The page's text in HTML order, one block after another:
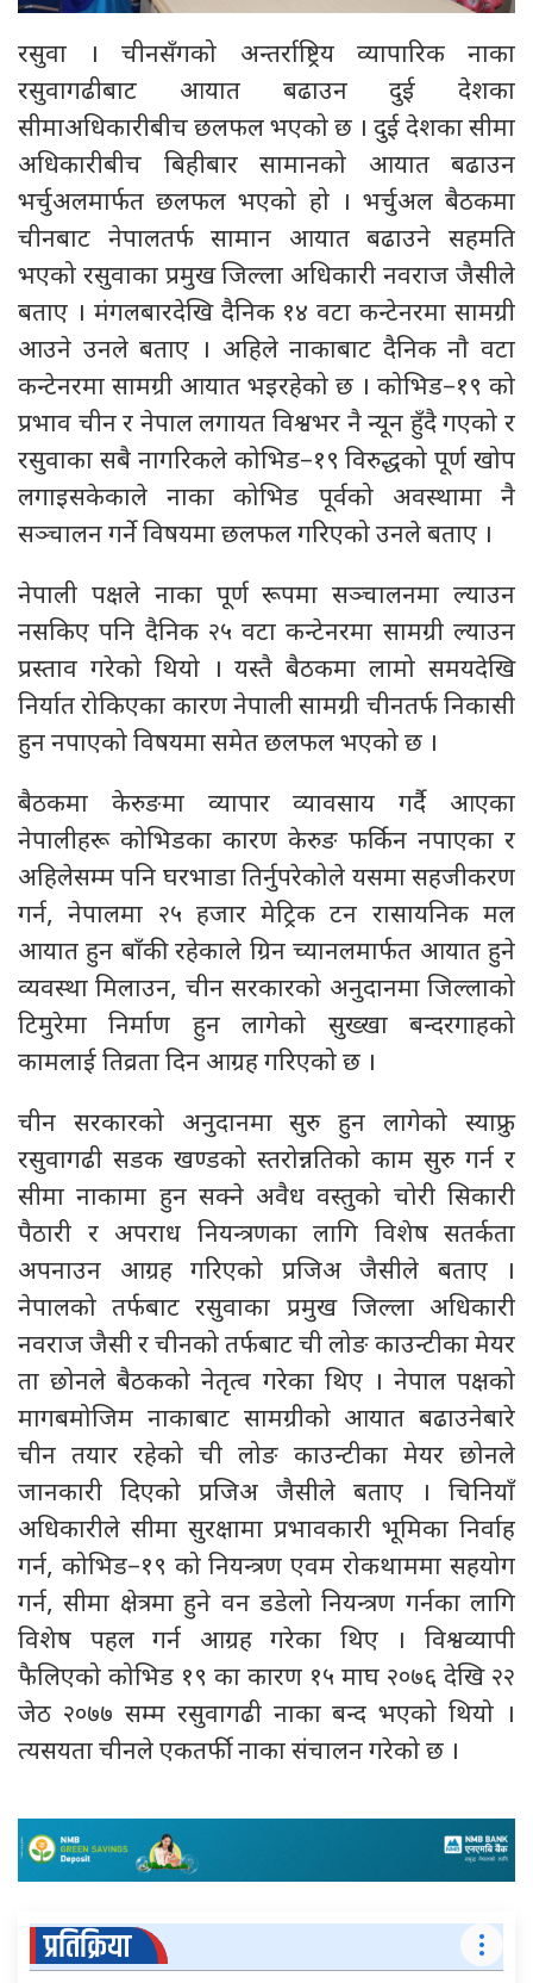
रसुवा । चीनसँगको अन्तर्राष्ट्रिय व्यापारिक नाका
रसुवागढीबाट आयात बढाउन दुई देशका
सीमाअधिकारीबीच छलफल भएको छ । दुई देशका सीमा
अधिकारीबीच बिहीबार सामानको आयात बढाउन
भर्चुअलमार्फत छलफल भएको हो । भर्चुअल बैठकमा
चीनबाट नेपालतर्फ सामान आयात बढाउने सहमति
भएको रसुवाका प्रमुख जिल्ला अधिकारी नवराज जैसीले
बताए । मंगलबारदेखि दैनिक १४ वटा कन्टेनरमा सामग्री
आउने उनले बताए । अहिले नाकाबाट दैनिक नाै वटा
कन्टेनरमा सामग्री आयात भइरहेको छ । कोभिड–१९ को
प्रभाव चीन र नेपाल लगायत विश्वभर नै न्यून हुँदै गएको र
रसुवाका सबै नागरिकले कोभिड–१९ विरुद्धको पूर्ण खोप
लगाइसकेकाले नाका कोभिड पूर्वको अवस्थामा नै
सञ्चालन गर्ने विषयमा छलफल गरिएको उनले बताए ।
नेपाली पक्षले नाका पूर्ण रूपमा सञ्चालनमा ल्याउन
नसकिए पनि दैनिक २५ वटा कन्टेनरमा सामग्री ल्याउन
प्रस्ताव गरेको थियो । यस्तै बैठकमा लामो समयदेखि
निर्यात रोकिएका कारण नेपाली सामग्री चीनतर्फ निकासी
हुन नपाएको विषयमा समेत छलफल भएको छ ।
बैठकमा केरुङमा व्यापार व्यावसाय गर्दै आएका
नेपालीहरू कोभिडका कारण केरुङ फर्किन नपाएका र
अहिलेसम्म पनि घरभाडा तिर्नुपरेकोले यसमा सहजीकरण
गर्न, नेपालमा २५ हजार मेट्रिक टन रासायनिक मल
आयात हुन बाँकी रहेकाले ग्रिन च्यानलमार्फत आयात हुने
व्यवस्था मिलाउन, चीन सरकारको अनुदानमा जिल्लाको
टिमुरेमा निर्माण हुन लागेको सुख्खा बन्दरगाहको
कामलाई तिव्रता दिन आग्रह गरिएको छ ।
चीन सरकारको अनुदानमा सुरु हुन लागेको स्याफ्रु
रसुवागढी सडक खण्डको स्तरोन्नतिको काम सुरु गर्न र
सीमा नाकामा हुन सक्ने अवैध वस्तुको चोरी सिकारी
पैठारी र अपराध नियन्त्रणका लागि विशेष सतर्कता
अपनाउन आग्रह गरिएको प्रजिअ जैसीले बताए ।
नेपालको तर्फबाट रसुवाका प्रमुख जिल्ला अधिकारी
नवराज जैसी र चीनको तर्फबाट ची लोङ काउन्टीका मेयर
ता छोनले बैठकको नेतृत्व गरेका थिए । नेपाल पक्षको
मागबमोजिम नाकाबाट सामग्रीको आयात बढाउनेबारे
चीन तयार रहेको ची लोङ काउन्टीका मेयर छोनले
जानकारी दिएको प्रजिअ जैसीले बताए । चिनियाँ
अधिकारीले सीमा सुरक्षामा प्रभावकारी भूमिका निर्वाह
गर्न, कोभिड–१९ को नियन्त्रण एवम रोकथाममा सहयोग
गर्न, सीमा क्षेत्रमा हुने वन डडेलो नियन्त्रण गर्नका लागि
विशेष पहल गर्न आग्रह गरेका थिए । विश्वव्यापी
फैलिएको कोभिड १९ का कारण १५ माघ २०७६ देखि २२
जेठ २०७७ सम्म रसुवागढी नाका बन्द भएको थियो ।
त्यसयता चीनले एकतर्फी नाका संचालन गरेको छ ।
प्रतिक्रिया